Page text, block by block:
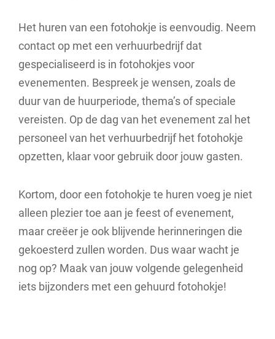
Het huren van een fotohokje is eenvoudig. Neem
contact op met een verhuurbedrijf dat
gespecialiseerd is in fotohokjes voor
evenementen. Bespreek je wensen, zoals de
duur van de huurperiode, thema’s of speciale
vereisten. Op de dag van het evenement zal het
personeel van het verhuurbedrijf het fotohokje
opzetten, klaar voor gebruik door jouw gasten.
Kortom, door een fotohokje te huren voeg je niet
alleen plezier toe aan je feest of evenement,
maar creëer je ook blijvende herinneringen die
gekoesterd zullen worden. Dus waar wacht je
nog op? Maak van jouw volgende gelegenheid
iets bijzonders met een gehuurd fotohokje!